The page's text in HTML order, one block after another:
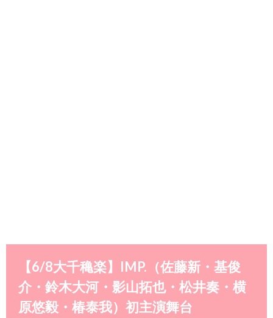
【6/8大千穐楽】IMP.（佐藤新・基俊
介・鈴木大河・影山拓也・松井奏・横
原悠毅・椿泰我）初主演舞台